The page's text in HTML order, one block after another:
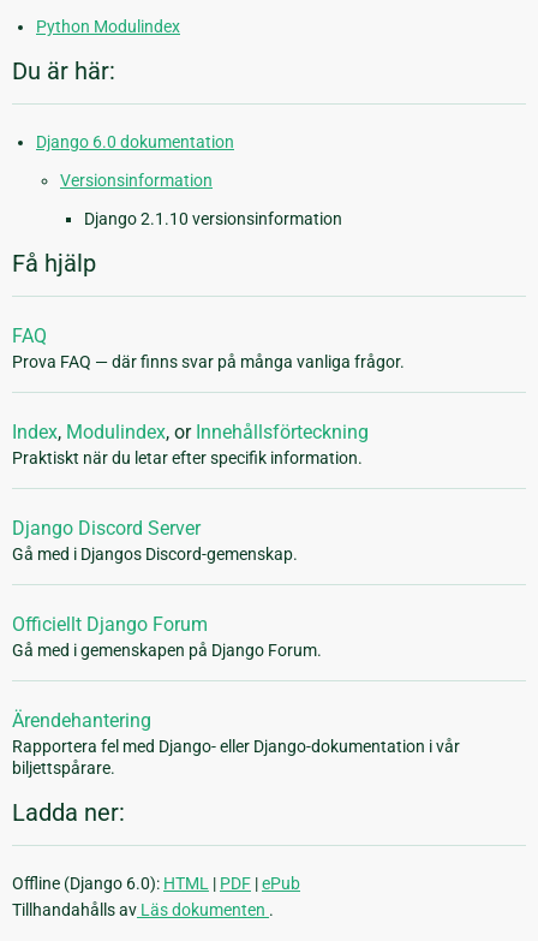
Python Modulindex
Du är här:
Django 6.0 dokumentation
Versionsinformation
Django 2.1.10 versionsinformation
Få hjälp
FAQ
Prova FAQ — där finns svar på många vanliga frågor.
Index, Modulindex, or Innehållsförteckning
Praktiskt när du letar efter specifik information.
Django Discord Server
Gå med i Djangos Discord-gemenskap.
Officiellt Django Forum
Gå med i gemenskapen på Django Forum.
Ärendehantering
Rapportera fel med Django- eller Django-dokumentation i vår
biljettspårare.
Ladda ner:
Offline (Django 6.0): HTML | PDF |ePub
Tillhandahålls av Läs dokumenten .